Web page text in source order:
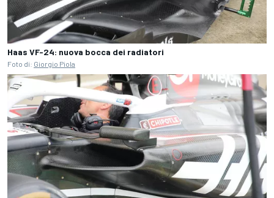
Haas VF-24: nuova bocca dei radiatori
Foto di: Giorgio Piola